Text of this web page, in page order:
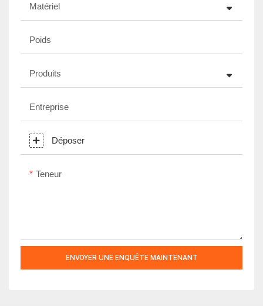
Matériel
Poids
Produits
Entreprise
Déposer
Teneur
ENVOYER UNE ENQUÊTE MAINTENANT